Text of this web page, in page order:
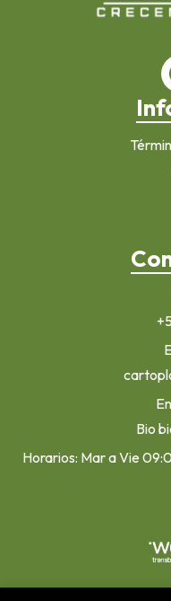
Bio
Horarios: Mar a Vie